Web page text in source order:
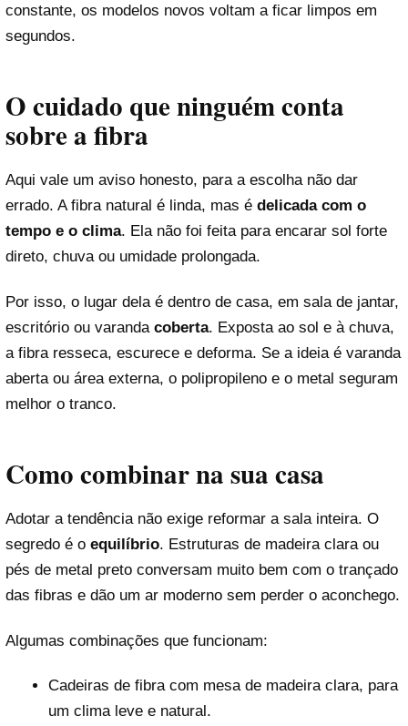
constante, os modelos novos voltam a ficar limpos em
segundos.
O cuidado que ninguém conta
sobre a fibra
Aqui vale um aviso honesto, para a escolha não dar
errado. A fibra natural é linda, mas é delicada com o
tempo e o clima. Ela não foi feita para encarar sol forte
direto, chuva ou umidade prolongada.
Por isso, o lugar dela é dentro de casa, em sala de jantar,
escritório ou varanda coberta. Exposta ao sol e à chuva,
a fibra resseca, escurece e deforma. Se a ideia é varanda
aberta ou área externa, o polipropileno e o metal seguram
melhor o tranco.
Como combinar na sua casa
Adotar a tendência não exige reformar a sala inteira. O
segredo é o equilíbrio. Estruturas de madeira clara ou
pés de metal preto conversam muito bem com o trançado
das fibras e dão um ar moderno sem perder o aconchego.
Algumas combinações que funcionam:
Cadeiras de fibra com mesa de madeira clara, para
um clima leve e natural.